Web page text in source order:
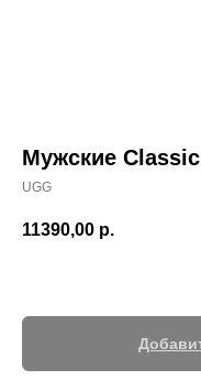
Мужские
UGG
11390,00 р.